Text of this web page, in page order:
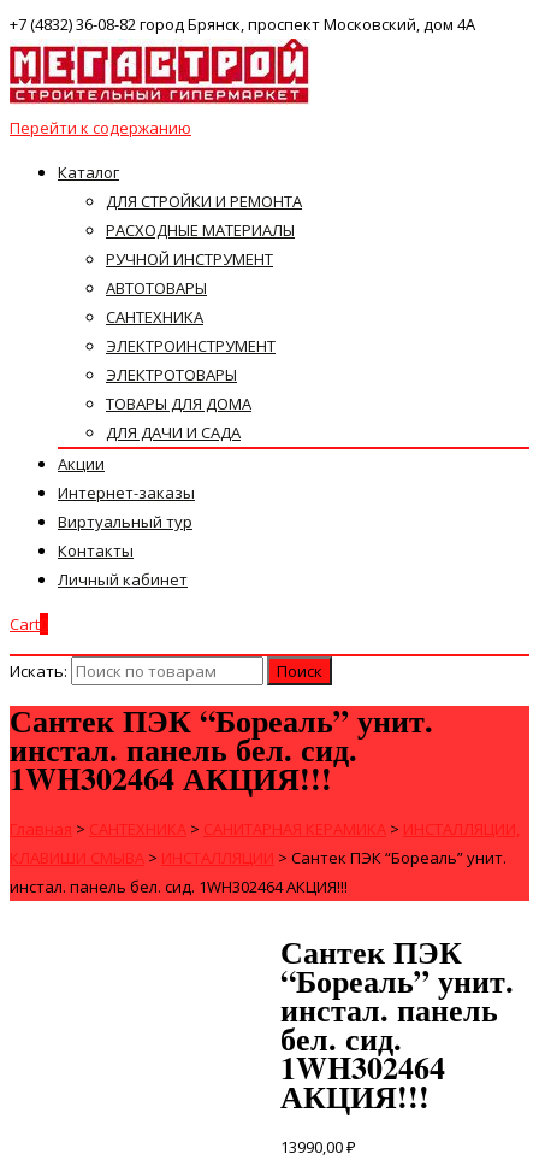
+7 (4832) 36-08-82 город Брянск, проспект Московский, дом 4А
Перейти к содержанию
Каталог
ДЛЯ СТРОЙКИ И РЕМОНТА
РАСХОДНЫЕ МАТЕРИАЛЫ
РУЧНОЙ ИНСТРУМЕНТ
АВТОТОВАРЫ
САНТЕХНИКА
ЭЛЕКТРОИНСТРУМЕНТ
ЭЛЕКТРОТОВАРЫ
ТОВАРЫ ДЛЯ ДОМА
ДЛЯ ДАЧИ И САДА
Акции
Интернет-заказы
Виртуальный тур
Контакты
Личный кабинет
Cart
Искать:
Сантек ПЭК “Бореаль” унит.
инстал. панель бел. сид.
1WH302464 АКЦИЯ!!!
Главная > САНТЕХНИКА > САНИТАРНАЯ КЕРАМИКА > ИНСТАЛЛЯЦИИ,
КЛАВИШИ СМЫВА > ИНСТАЛЛЯЦИИ > Сантек ПЭК “Бореаль” унит.
инстал. панель бел. сид. 1WH302464 АКЦИЯ!!!
Сантек ПЭК
“Бореаль” унит.
инстал. панель
бел. сид.
1WH302464
АКЦИЯ!!!
13990,00₽